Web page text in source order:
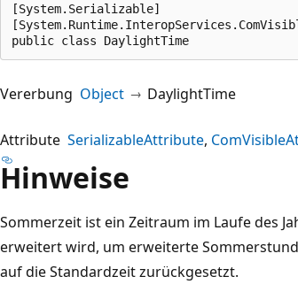
[System.Serializable]
public class DaylightTime
Vererbung Object DaylightTime
Attribute SerializableAttribute
Hinweise
Sommerzeit ist ein Zeitraum im Laufe des
erweitert wird, um erweiterte
auf die Standardzeit zurückgesetzt.